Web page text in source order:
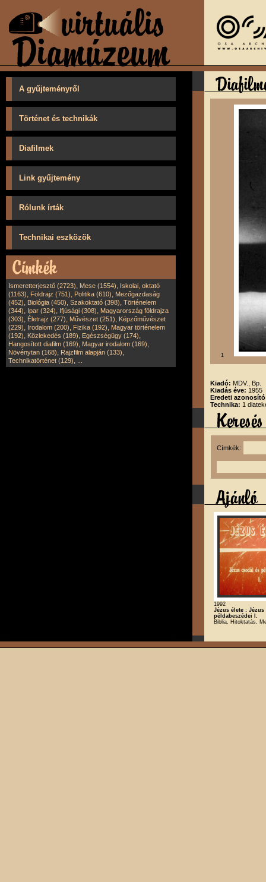
A gyűjteményről
Történet és technikák
Diafilmek
Link gyűjtemény
Rólunk írták
Technikai eszközök
Ismeretterjesztő (2723), Mese (1554), Iskolai, oktató
(1163), Földrajz (751), Politika (610), Mezőgazdaság
(452), Biológia (450), Szakoktató (398), Történelem
(344), Ipar (324), Ifjúsági (308), Magyarország földrajza
(303), Életrajz (277), Művészet (251), Képzőművészet
(229), Irodalom (200), Fizika (192), Magyar történelem
(192), Közlekedés (189), Egészségügy (174),
Hangosított diafilm (169), Magyar irodalom (169),
Növénytan (168), Rajzfilm alapján (133),
Technikatörténet (129),
1
Kiadó: MDV., Bp.
Kiadás éve: 1955
Eredeti
Technika: 1
Címkék:
1992
Jézus élete : Jézus
példabeszédei I.
Biblia, Hitoktatás,